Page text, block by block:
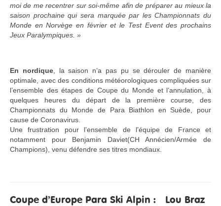
moi de me recentrer sur soi-même afin de préparer au mieux la
saison prochaine qui sera marquée par les Championnats du
Monde en Norvège en février et le Test Event des prochains
Jeux Paralympiques. »
En nordique, la saison n’a pas pu se dérouler de manière
optimale, avec des conditions météorologiques compliquées sur
l’ensemble des étapes de Coupe du Monde et l’annulation, à
quelques heures du départ de la première course, des
Championnats du Monde de Para Biathlon en Suède, pour
cause de Coronavirus.
Une frustration pour l’ensemble de l’équipe de France et
notamment pour Benjamin Daviet(CH Annécien/Armée de
Champions), venu défendre ses titres mondiaux.
Coupe d’Europe Para Ski Alpin : Lou Braz